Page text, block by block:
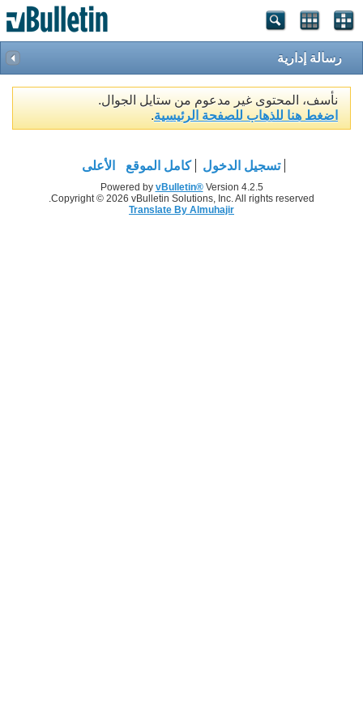
رسالة إدارية
نأسف، المحتوى غير مدعوم من ستايل الجوال.
اضغط هنا للذهاب للصفحة الرئيسية.
تسجيل الدخول كامل الموقع الأعلى
Powered by vBulletin®Version 4.2.5
Copyright © 2026 vBulletin Solutions, Inc. All rights reserved.
Translate By Almuhajir